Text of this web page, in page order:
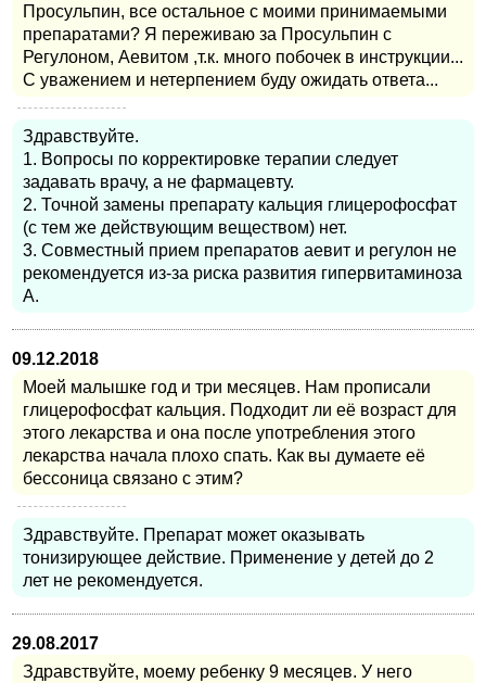
Просульпин, все остальное с моими принимаемыми
препаратами? Я переживаю за Просульпин с
Регулоном, Аевитом ,т.к. много побочек в инструкции...
С уважением и нетерпением буду ожидать ответа...
Здравствуйте.
1. Вопросы по корректировке терапии следует
задавать врачу, а не фармацевту.
2. Точной замены препарату кальция глицерофосфат
(с тем же действующим веществом) нет.
3. Совместный прием препаратов аевит и регулон не
рекомендуется из-за риска развития гипервитаминоза
А.
09.12.2018
Моей малышке год и три месяцев. Нам прописали
глицерофосфат кальция. Подходит ли её возраст для
этого лекарства и она после употребления этого
лекарства начала плохо спать. Как вы думаете её
бессоница связано с этим?
Здравствуйте. Препарат может оказывать
тонизирующее действие. Применение у детей до 2
лет не рекомендуется.
29.08.2017
Здравствуйте, моему ребенку 9 месяцев. У него